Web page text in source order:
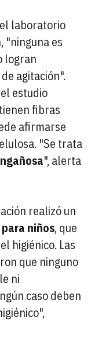
laboratorio
"ninguna es
logran
agitación".
estudio
fibras
afirmarse
"Se trata
", alerta
realizó un
niños, que
higiénico. Las
que ninguno
ni
caso deben